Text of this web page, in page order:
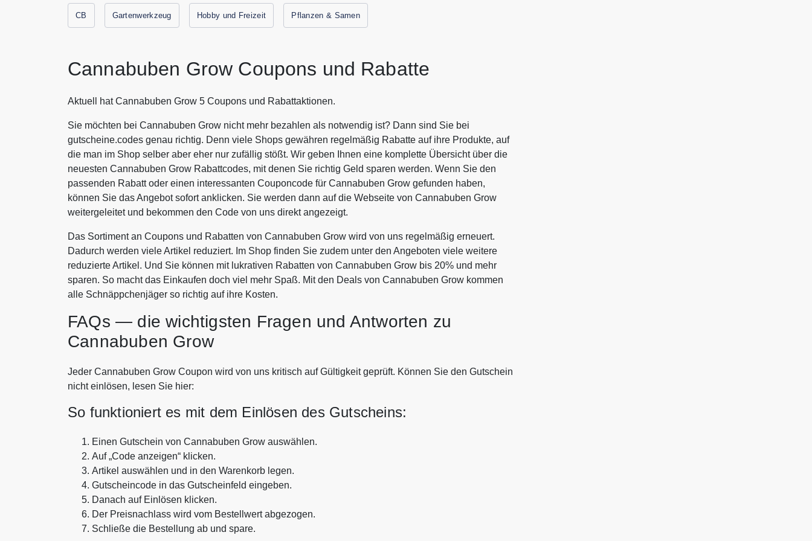
CB Gartenwerkzeug Hobby und Freizeit Pflanzen & Samen
Cannabuben Grow Coupons und Rabatte
Aktuell hat Cannabuben Grow 5 Coupons und Rabattaktionen.
Sie möchten bei Cannabuben Grow nicht mehr bezahlen als notwendig ist? Dann sind Sie bei
gutscheine.codes genau richtig. Denn viele Shops gewähren regelmäßig Rabatte auf ihre Produkte, auf
die man im Shop selber aber eher nur zufällig stößt. Wir geben Ihnen eine komplette Übersicht über die
neuesten Cannabuben Grow Rabattcodes, mit denen Sie richtig Geld sparen werden. Wenn Sie den
passenden Rabatt oder einen interessanten Couponcode für Cannabuben Grow gefunden haben,
können Sie das Angebot sofort anklicken. Sie werden dann auf die Webseite von Cannabuben Grow
weitergeleitet und bekommen den Code von uns direkt angezeigt.
Das Sortiment an Coupons und Rabatten von Cannabuben Grow wird von uns regelmäßig erneuert.
Dadurch werden viele Artikel reduziert. Im Shop finden Sie zudem unter den Angeboten viele weitere
reduzierte Artikel. Und Sie können mit lukrativen Rabatten von Cannabuben Grow bis 20% und mehr
sparen. So macht das Einkaufen doch viel mehr Spaß. Mit den Deals von Cannabuben Grow kommen
alle Schnäppchenjäger so richtig auf ihre Kosten.
FAQs — die wichtigsten Fragen und Antworten zu
Cannabuben Grow
Jeder Cannabuben Grow Coupon wird von uns kritisch auf Gültigkeit geprüft. Können Sie den Gutschein
nicht einlösen, lesen Sie hier:
So funktioniert es mit dem Einlösen des Gutscheins:
Einen Gutschein von Cannabuben Grow auswählen.
Auf „Code anzeigen“ klicken.
Artikel auswählen und in den Warenkorb legen.
Gutscheincode in das Gutscheinfeld eingeben.
Danach auf Einlösen klicken.
Der Preisnachlass wird vom Bestellwert abgezogen.
Schließe die Bestellung ab und spare.